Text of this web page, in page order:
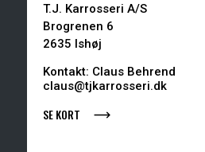
T.J. Karrosseri A/S
Brogrenen 6
2635 Ishøj
Kontakt: Claus Behrend
claus@tjkarrosseri.dk
SE KORT